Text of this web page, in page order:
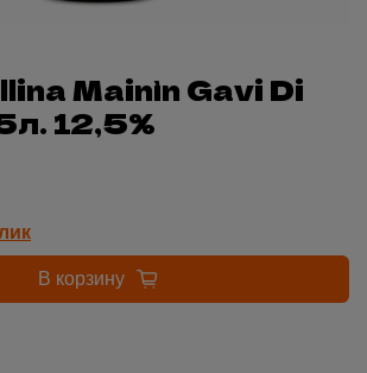
Mainìn Gavi Di
12,5%
В корзину